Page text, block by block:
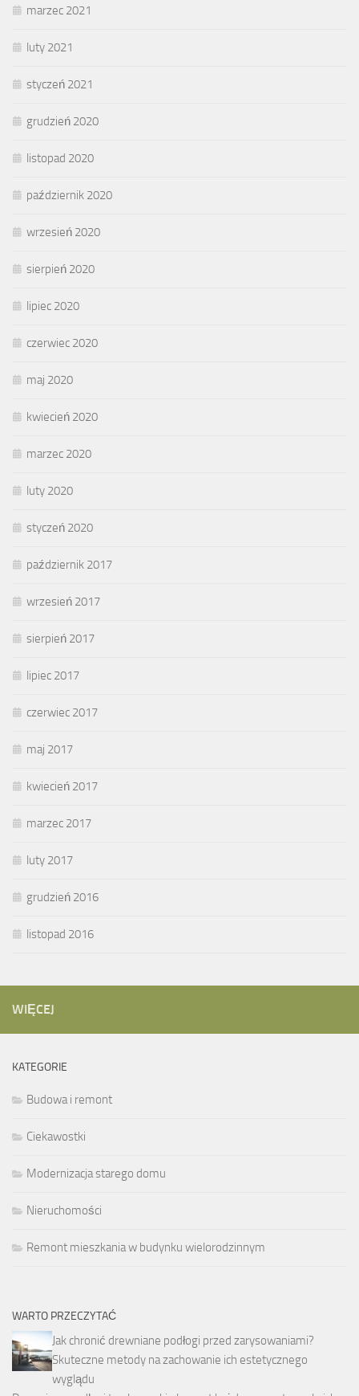
marzec 2021
luty 2021
styczeń 2021
grudzień 2020
listopad 2020
październik 2020
wrzesień 2020
sierpień 2020
lipiec 2020
czerwiec 2020
maj 2020
kwiecień 2020
marzec 2020
luty 2020
styczeń 2020
październik 2017
wrzesień 2017
sierpień 2017
lipiec 2017
czerwiec 2017
maj 2017
kwiecień 2017
marzec 2017
luty 2017
grudzień 2016
listopad 2016
WIĘCEJ
KATEGORIE
Budowa i remont
Ciekawostki
Modernizacja starego domu
Nieruchomości
Remont mieszkania w budynku wielorodzinnym
WARTO PRZECZYTAĆ
Jak chronić drewniane podłogi przed zarysowaniami?
Skuteczne metody na zachowanie ich estetycznego
wyglądu